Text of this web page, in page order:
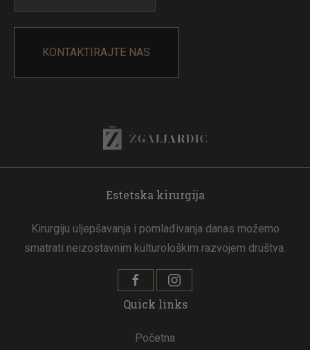
Estetska kirurgija
Kirurgiju uljepšavanja i pomlađivanja danas možemo
smatrati neizostavnim kulturološkim razvojem društva.
Quick links
Početna